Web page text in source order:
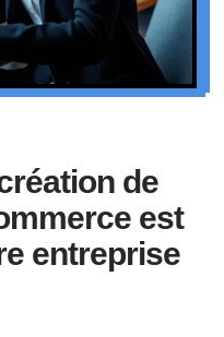
de
est
entreprise